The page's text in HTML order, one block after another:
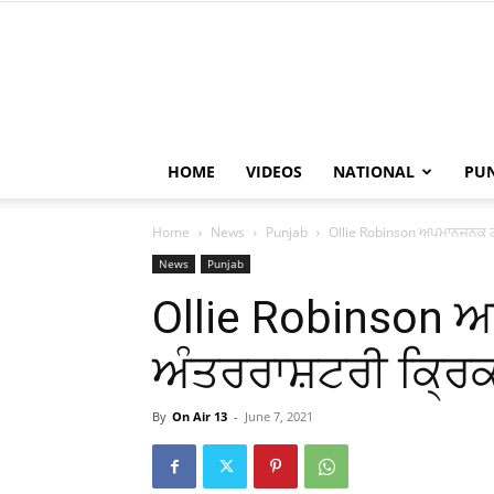
HOME VIDEOS NATIONAL
Home News Punjab Ollie Robinson
News Punjab
Ollie Robinson
ਅੰਤਰਰਾਸ਼ਟਰੀ
By On Air 13 - June 7, 2021